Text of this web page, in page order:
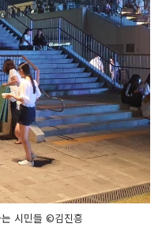
시민들 ©김진흥